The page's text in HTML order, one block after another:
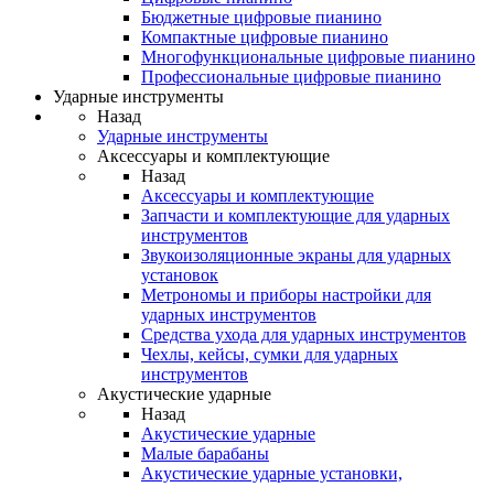
Бюджетные цифровые пианино
Компактные цифровые пианино
Многофункциональные цифровые пианино
Профессиональные цифровые пианино
Ударные инструменты
Назад
Ударные инструменты
Аксессуары и комплектующие
Назад
Аксессуары и комплектующие
Запчасти и комплектующие для ударных
инструментов
Звукоизоляционные экраны для ударных
установок
Метрономы и приборы настройки для
ударных инструментов
Средства ухода для ударных инструментов
Чехлы, кейсы, сумки для ударных
инструментов
Акустические ударные
Назад
Акустические ударные
Mалые барабаны
Акустические ударные установки,